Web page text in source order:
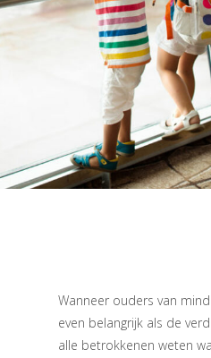
Wanneer ouders van
even belangrijk als de
alle betrokkenen weten